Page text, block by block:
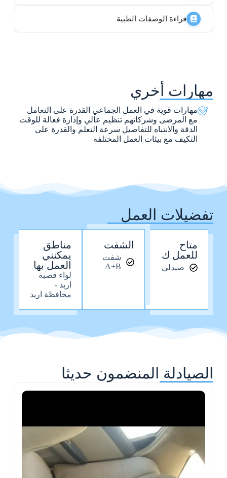
قراءة الوصفات الطبية
مهارات أخري
مهارات قوية في العمل الجماعي القدرة على التعامل
مع المرضى وشركاتهم تنظيم عالي وإدارة فعالة للوقت
الدقة والانتباه للتفاصيل سرعة التعلم والقدرة على
التكيف مع بيئات العمل المختلفة
تفضيلات العمل
متاح
للعمل ك
صيدلي
الشفت
شفت
A+B
مناطق
يمكنني
العمل بها
لواء قصبة
اربد -
محافظة اربد
الصيادلة المنضمون حديثا